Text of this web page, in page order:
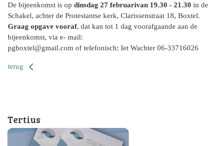
De bijeenkomst is op dinsdag 27 februarivan 19.30 - 21.30 in de
Schakel, achter de Protestantse kerk, Clarissenstraat 18, Boxtel.
Graag opgave vooraf, dat kan tot 1 dag voorafgaande aan de
bijeenkomst, via e- mail:
pgboxtel@gmail.com of telefonisch: Iet Wachter 06-33716026
terug
Tertius